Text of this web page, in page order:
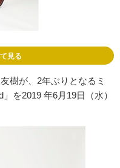
見る
樹が、2年ぶりとなるミ
を2019 年6月19日（水）